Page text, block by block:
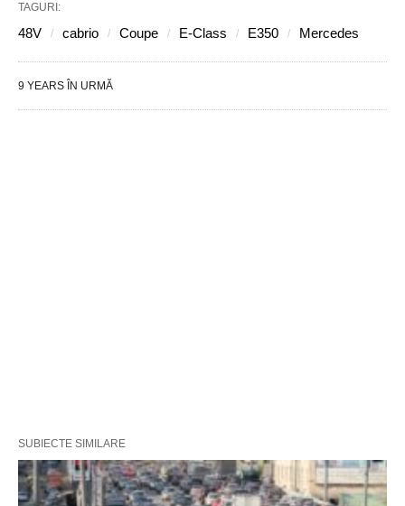
TAGURI:
48V cabrio Coupe E-Class E350 Mercedes
9 YEARS ÎN URMĂ
SUBIECTE SIMILARE